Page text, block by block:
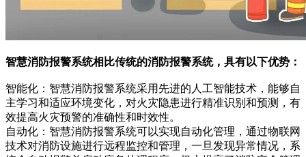
智慧消防报警系统相比传统的消防报警系统，具有以下优势：
智能化：智慧消防报警系统采用先进的人工智能技术，能够自
主学习和适应环境变化，对火灾隐患进行精准识别和预测，有
效提高火灾预警的准确性和时效性。
自动化：智慧消防报警系统可以实现自动化管理，通过物联网
技术对消防设施进行远程监控和管理，一旦发现异常情况，系